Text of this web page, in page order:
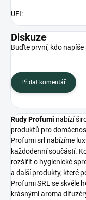
UFI:
Diskuze
Buďte první, kdo
Přidat komentář
Rudy Profumi nabízí
produktů pro
Profumi srl nabízíme
každodenní součástí.
rozšířit o hygienické
a další produkty, které
Profumi SRL se skvěle
krásnými aroma